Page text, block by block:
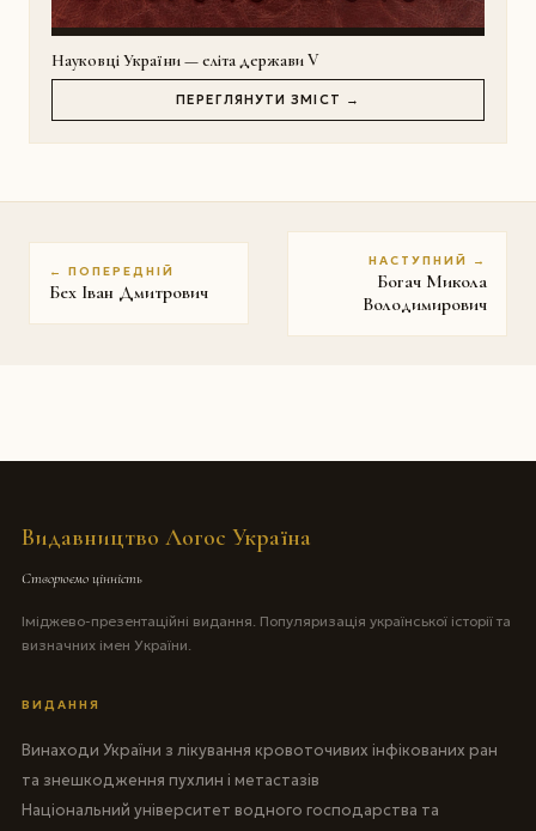
Науковці України — еліта держави V
ПЕРЕГЛЯНУТИ ЗМІСТ →
← ПОПЕРЕДНІЙ
Бех Іван Дмитрович
НАСТУПНИЙ →
Богач Микола
Володимирович
Видавництво Логос Україна
Створюємо цінність
Іміджево-презентаційні видання. Популяризація української історії та
визначних імен України.
ВИДАННЯ
Винаходи України з лікування кровоточивих інфікованих ран
та знешкодження пухлин і метастазів
Національний університет водного господарства та